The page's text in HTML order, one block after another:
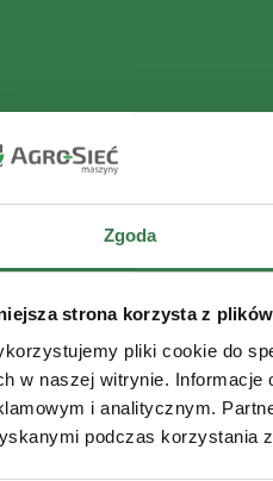
Zgoda
strona korzysta z
pliki cookie do
w naszej witrynie.
i analitycznym.
podczas korzystania z